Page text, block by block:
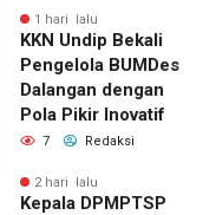
1 hari lalu
KKN Undip Bekali
Pengelola BUMDes
Dalangan dengan
Pola Pikir Inovatif
7 Redaksi
2 hari lalu
Kepala DPMPTSP